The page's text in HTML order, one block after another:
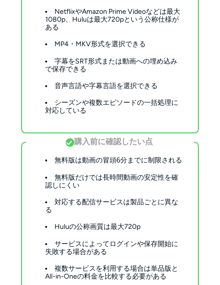
NetflixやAmazon Prime Videoなどは最大
1080p、Huluは最大720pという公称仕様が
ある
MP4・MKV形式を選択できる
字幕をSRT形式または動画への埋め込み
で保存できる
音声言語や字幕言語を選択できる
シーズンや複数エピソードの一括処理に
対応している
購入前に確認したい点
無料版は動画の冒頭6分までに制限される
無料版だけでは長時間動画の安定性を確
認しにくい
対応する配信サービスは製品ごとに異な
る
Huluの公称画質は最大720p
サービスによってログインや保存開始に
失敗する場合がある
複数サービスを利用する場合は単品版と
All-in-Oneの料金を比較する必要がある